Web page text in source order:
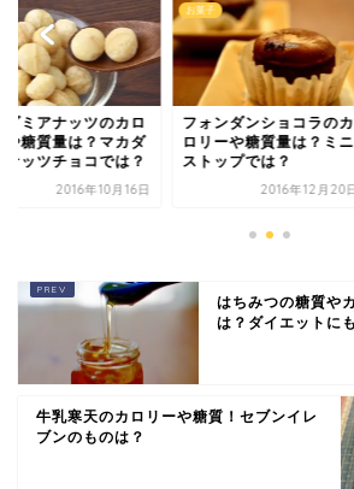
ダミアナッツのカロ
や糖質量は？マカダ
ナッツチョコでは？
2016年10月16日
お菓子
フォンダンショコラのカ
ロリーや糖質量は？ミニ
ストップでは？
2016年12月20
はちみつの糖質や
は？ダイエットにも
牛乳寒天のカロリーや糖質！セブンイレ
ブンのものは？